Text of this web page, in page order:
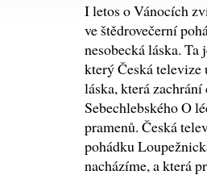
I letos o Vánocích
ve štědrovečerní
nesobecká láska.
který Česká televize
láska, která
Sebechlebského O
pramenů. Česká
pohádku
nacházíme, a která